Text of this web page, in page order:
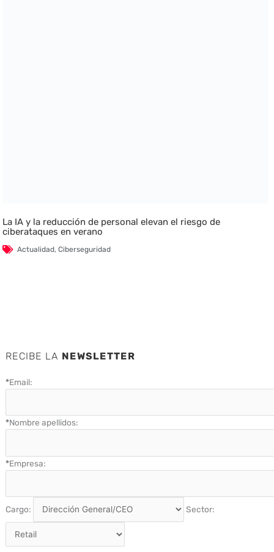
La IA y la reducción de personal elevan el riesgo de
ciberataques en verano
Actualidad,Ciberseguridad
RECIBE LA NEWSLETTER
*Email:
*Nombre apellidos:
*Empresa:
Cargo: Sector: